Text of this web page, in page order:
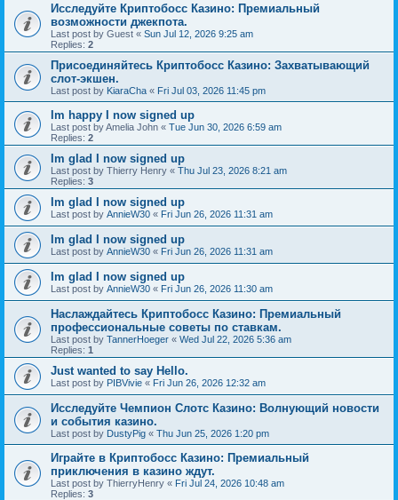
Исследуйте Криптобосс Казино: Премиальный
возможности джекпота.
Last post by Guest « Sun Jul 12, 2026 9:25 am
Replies: 2
Присоединяйтесь Криптобосс Казино: Захватывающий
слот-экшен.
Last post by KiaraCha « Fri Jul 03, 2026 11:45 pm
Im happy I now signed up
Last post byAmelia John « Tue Jun 30, 2026 6:59 am
Replies: 2
Im glad I now signed up
Last post by Thierry Henry « Thu Jul 23, 2026 8:21 am
Replies: 3
Im glad I now signed up
Last post by AnnieW30 « Fri Jun 26, 2026 11:31 am
Im glad I now signed up
Last post by AnnieW30 « Fri Jun 26, 2026 11:31 am
Im glad I now signed up
Last post by AnnieW30 « Fri Jun 26, 2026 11:30 am
Наслаждайтесь Криптобосс Казино: Премиальный
профессиональные советы по ставкам.
Last post by TannerHoeger « Wed Jul 22, 2026 5:36 am
Replies: 1
Just wanted to say Hello.
Last post by PIBVivie « Fri Jun 26, 2026 12:32 am
Исследуйте Чемпион Слотс Казино: Волнующий новости
и события казино.
Last post by DustyPig « Thu Jun 25, 2026 1:20 pm
Играйте в Криптобосс Казино: Премиальный
приключения в казино ждут.
Last post by ThierryHenry « Fri Jul 24, 2026 10:48 am
Replies: 3